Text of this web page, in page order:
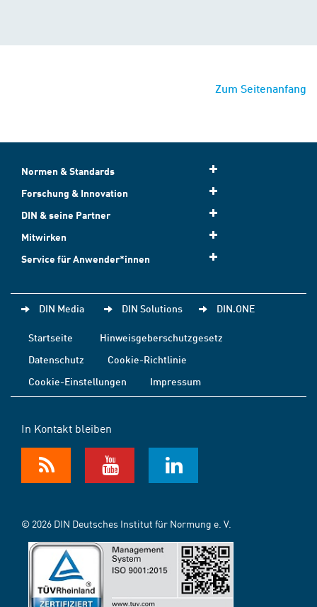
Zum Seitenanfang
Normen & Standards
Forschung & Innovation
DIN & seine Partner
Mitwirken
Service für Anwender*innen
DIN Media DIN Solutions DIN.ONE
Startseite
Hinweisgeberschutzgesetz
Datenschutz
Cookie-Richtlinie
Cookie-Einstellungen
Impressum
In Kontakt bleiben
© 2026 DIN Deutsches Institut für Normung e. V.